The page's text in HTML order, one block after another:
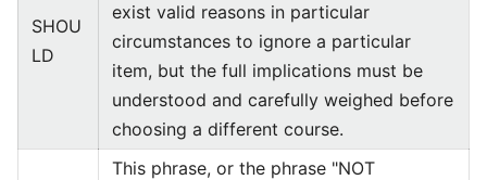
SHOU
LD
exist valid reasons in particular
circumstances to ignore a particular
item, but the full implications must be
understood and carefully weighed before
choosing a different course.
This phrase, or the phrase "NOT